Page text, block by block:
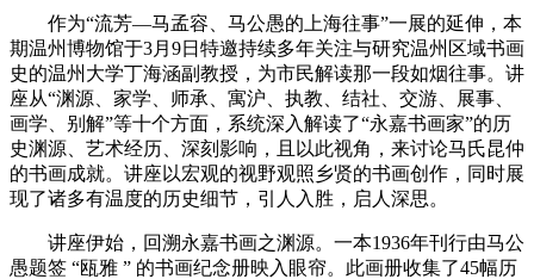
作为“流芳—马孟容、马公愚的上海往事”一展的延伸，本
期温州博物馆于3月9日特邀持续多年关注与研究温州区域书画
史的温州大学丁海涵副教授，为市民解读那一段如烟往事。讲
座从“渊源、家学、师承、寓沪、执教、结社、交游、展事、
画学、别解”等十个方面，系统深入解读了“永嘉书画家”的历
史渊源、艺术经历、深刻影响，且以此视角，来讨论马氏昆仲
的书画成就。讲座以宏观的视野观照乡贤的书画创作，同时展
现了诸多有温度的历史细节，引人入胜，启人深思。
讲座伊始，回溯永嘉书画之渊源。一本1936年刊行由马公
愚题签 “瓯雅 ” 的书画纪念册映入眼帘。此画册收集了45幅历